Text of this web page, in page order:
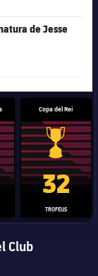
de publicació
de Jesse
de publicació
del Mundial de Clubs
Copa del Rei
Copa del
32
TROFEUS
Club